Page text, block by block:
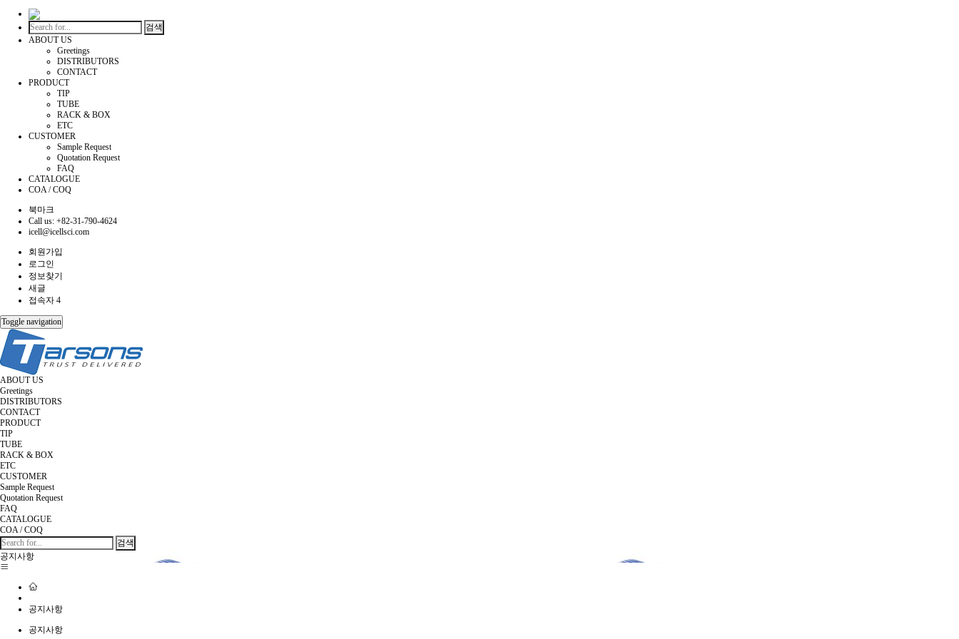
검색
ABOUT US
Greetings
DISTRIBUTORS
CONTACT
PRODUCT
TIP
TUBE
RACK & BOX
ETC
CUSTOMER
Sample Request
Quotation Request
FAQ
CATALOGUE
COA / COQ
북마크
Call us: +82-31-790-4624
icell@icellsci.com
회원가입
로그인
정보찾기
새글
접속자 4
Toggle navigation
ABOUT US
Greetings
DISTRIBUTORS
CONTACT
PRODUCT
TIP
TUBE
RACK & BOX
ETC
CUSTOMER
Sample Request
Quotation Request
FAQ
CATALOGUE
COA / COQ
검색
공지사항
공지사항
공지사항